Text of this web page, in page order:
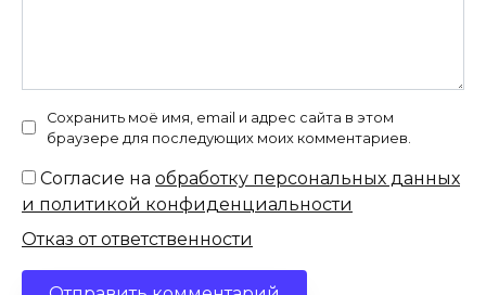
Сохранить моё имя, email и адрес сайта в этом
браузере для последующих моих комментариев.
Согласие на обработку персональных данных
и политикой конфиденциальности
Отказ от ответственности